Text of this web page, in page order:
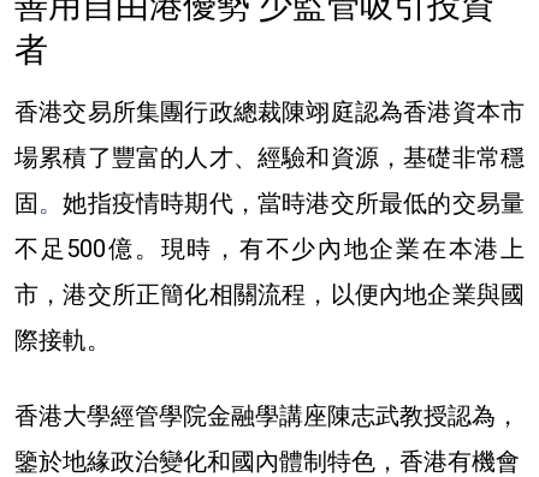
者
香港交易所集團行政總裁陳翊庭認為香港資本市
場累積了豐富的人才、經驗和資源，基礎非常穩
固。她指疫情時期代，當時港交所最低的交易量
不足500億。現時，有不少內地企業在本港上
市，港交所正簡化相關流程，以便內地企業與國
際接軌。
香港大學經管學院金融學講座陳志武教授認為，
鑒於地緣政治變化和國內體制特色，香港有機會